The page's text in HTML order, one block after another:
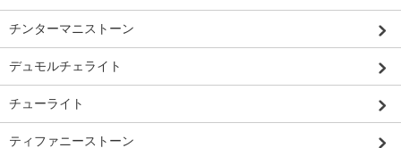
チンターマニストーン
デュモルチェライト
チューライト
ティファニーストーン